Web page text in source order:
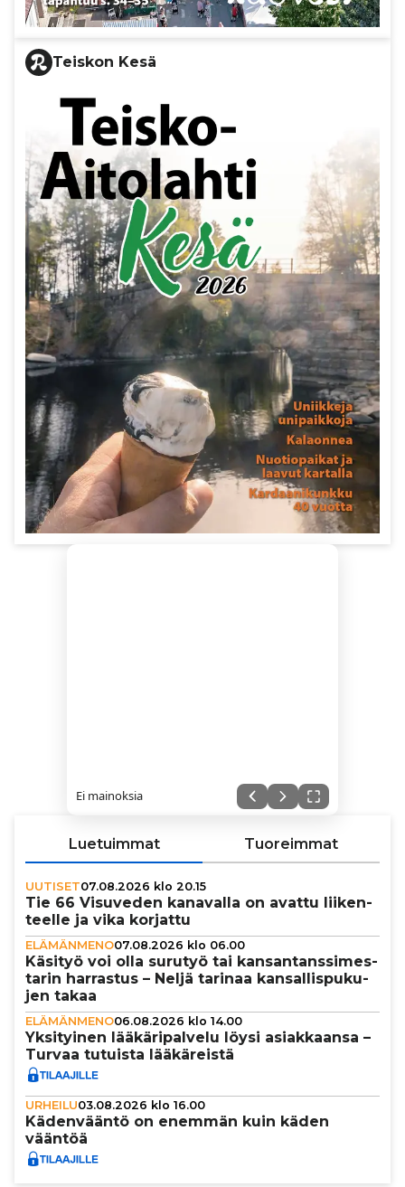
Teiskon Kesä
Ei mainoksia
Luetuimmat Tuoreimmat
UUTISET07.08.2026 klo 20.15
Tie 66 Visuveden kanavalla on avattu lii­ken­
teelle ja vika korjattu
ELÄMÄNMENO07.08.2026 klo 06.00
Käsityö voi olla surutyö tai kan­san­tans­si­mes­
ta­rin harrastus – Neljä tarinaa kan­sal­lis­pu­ku­
jen takaa
ELÄMÄNMENO06.08.2026 klo 14.00
Yksi­tyi­nen lää­kä­ri­pal­velu löysi asi­ak­kaansa –
Turvaa tutuista lää­kä­reistä
URHEILU03.08.2026 klo 16.00
Käden­vääntö on enemmän kuin käden
vääntöä